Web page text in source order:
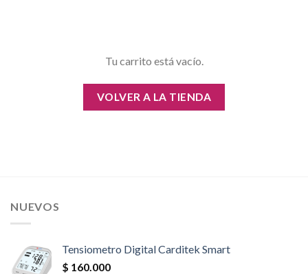
Tu carrito está vacío.
VOLVER A LA TIENDA
NUEVOS
Tensiometro Digital Carditek Smart
$ 160.000